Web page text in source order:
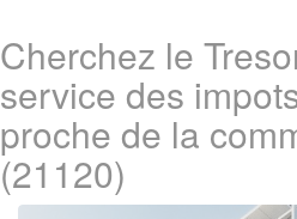
Cherchez le
service des
proche de la
(21120)